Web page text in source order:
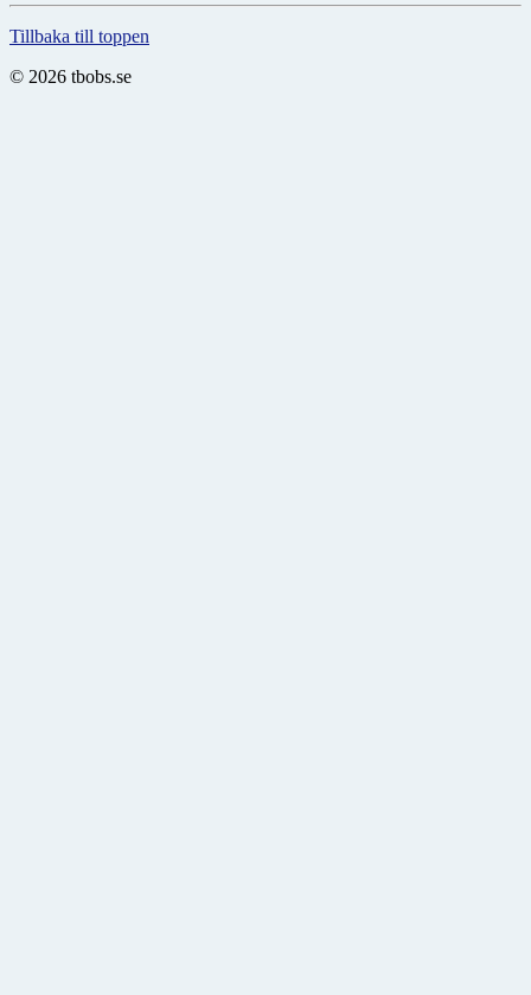
Tillbaka till toppen
© 2026 tbobs.se